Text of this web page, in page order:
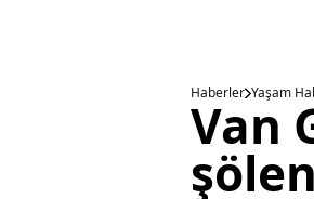
Haberler Yaşam
Van